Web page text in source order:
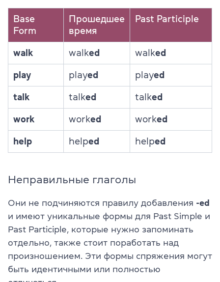
Base
Form
Прошедшее
время
Past Participle
walk walked walked
play played played
talk talked talked
work worked worked
help helped helped
Неправильные глаголы
Они не подчиняются правилу добавления -ed
и имеют уникальные формы для Past Simple и
Past Participle, которые нужно запоминать
отдельно, также стоит поработать над
произношением. Эти формы спряжения могут
быть идентичными или полностью